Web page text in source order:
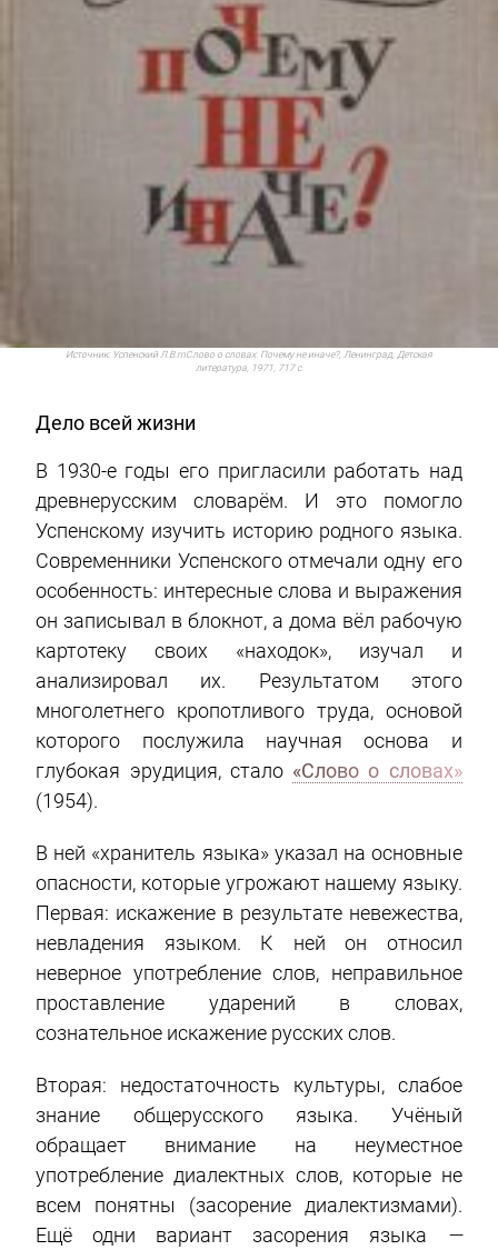
Источник: Успенский Л.В.rnСлово о словах. Почему не иначе?, Ленинград, Детская
литература, 1971, 717 с.
Дело всей жизни
В 1930-е годы его пригласили работать над
древнерусским словарём. И это помогло
Успенскому изучить историю родного языка.
Современники Успенского отмечали одну его
особенность: интересные слова и выражения
он записывал в блокнот, а дома вёл рабочую
картотеку своих «находок», изучал и
анализировал их. Результатом этого
многолетнего кропотливого труда, основой
которого послужила научная основа и
глубокая эрудиция, стало «Слово о словах»
(1954).
В ней «хранитель языка» указал на основные
опасности, которые угрожают нашему языку.
Первая: искажение в результате невежества,
невладения языком. К ней он относил
неверное употребление слов, неправильное
проставление ударений в словах,
сознательное искажение русских слов.
Вторая: недостаточность культуры, слабое
знание общерусского языка. Учёный
обращает внимание на неуместное
употребление диалектных слов, которые не
всем понятны (засорение диалектизмами).
Ещё одни вариант засорения языка
—